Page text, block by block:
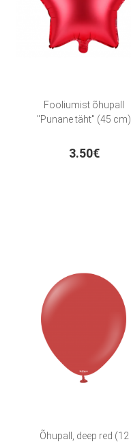
Fooliumist õhupall
"Punane täht" (45 cm)
3.50€
Õhupall, deep red (12